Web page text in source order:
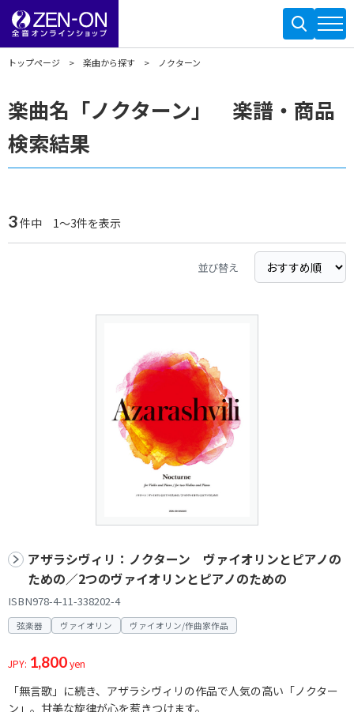
トップページ 楽曲から探す ノクターン
楽曲名「ノクターン」 楽譜・商品
検索結果
3件中 1～3件を表示
並び替え
アザラシヴィリ：ノクターン ヴァイオリンとピアノの
ための／2つのヴァイオリンとピアノのための
ISBN978-4-11-338202-4
弦楽器 ヴァイオリン ヴァイオリン/作曲家作品
JPY: 1,800yen
「無言歌」に続き、アザラシヴィリの作品で人気の高い「ノクター
ン」。甘美な旋律が心を惹きつけます。